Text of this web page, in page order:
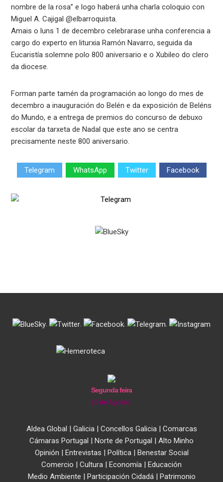
nombre de la rosa” e logo haberá unha charla coloquio con
Miguel A. Cajigal @elbarroquista.
Amais o luns 1 de decembro celebrarase unha conferencia a
cargo do experto en liturxia Ramón Navarro, seguida da
Eucaristía solemne polo 800 aniversario e o Xubileo do clero
da diocese.
Forman parte tamén da programación ao longo do mes de
decembro a inauguración do Belén e da exposición de Beléns
do Mundo, e a entrega de premios do concurso de debuxo
escolar da tarxeta de Nadal que este ano se centra
precisamente neste 800 aniversario.
Telegram WhatsApp Twitter Facebook
. . . .
Segunda feira
10 de Agosto
Aldea Global | Galicia| Concellos Galicia| Comarcas
Cámaras Portugal | Norte de Portugal | Alto Minho
Opinión | Entrevistas | Política| Benestar Social
Comercio | Cultura | Economía | Educación
Medio Ambiente | Participación Cidadá| Patrimonio